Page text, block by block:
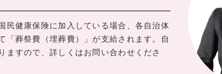
民健康保険に加入している場合、各自治体
「葬祭費（埋葬費）」が支給されます。自
ますので、詳しくはお問い合わせくださ